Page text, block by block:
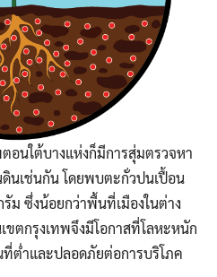
อนใต้บางแห่งก็มีการสุ่มตรวจหา
นเช่นกัน โดยพบตะกั่วปนเปื้อน
ม ซึ่งน้อยกว่าพื้นที่เมืองในต่าง
ตกรุงเทพจึงมีโอกาสที่โลหะหนัก
ต่ำและปลอดภัยต่อการบริโภค